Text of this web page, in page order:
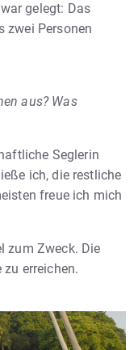
gelegt: Das
zwei Personen
aus? Was
Seglerin
ich, die restliche
freue ich mich
zum Zweck. Die
erreichen.